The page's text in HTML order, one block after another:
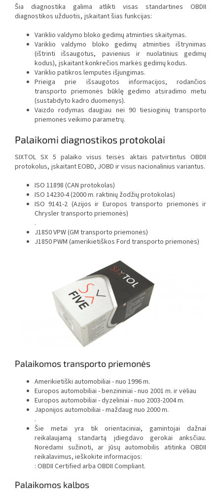
Šia diagnostika galima atlikti visas standartines OBDII
diagnostikos užduotis, įskaitant šias funkcijas:
Variklio valdymo bloko gedimų atminties skaitymas.
Variklio valdymo bloko gedimų atminties ištrynimas
(ištrinti išsaugotus, pavienius ir nuolatinius gedimų
kodus), įskaitant konkrečios markės gedimų kodus.
Variklio patikros lemputės išjungimas.
Prieiga prie išsaugotos informacijos, rodančios
transporto priemonės būklę gedimo atsiradimo metu
(sustabdyto kadro duomenys).
Vaizdo rodymas daugiau nei 90 tiesioginių transporto
priemonės veikimo parametrų.
Palaikomi diagnostikos protokolai
SIXTOL SX 5 palaiko visus teisės aktais patvirtintus OBDII
protokolus, įskaitant EOBD, JOBD ir visus nacionalinius variantus.
ISO 11898 (CAN protokolas)
ISO 14230-4 (2000 m. raktinių žodžių protokolas)
ISO 9141-2 (Azijos ir Europos transporto priemonės ir
Chrysler transporto priemonės)
.
J1850 VPW (GM transporto priemonės)
J1850 PWM (amerikietiškos Ford transporto priemonės)
Palaikomos transporto priemonės
Amerikietiški automobiliai - nuo 1996 m.
Europos automobiliai - benzininiai - nuo 2001 m. ir vėliau
Europos automobiliai - dyzeliniai - nuo 2003-2004 m.
Japonijos automobiliai - maždaug nuo 2000 m.
.
Šie metai yra tik orientaciniai, gamintojai dažnai
reikalaujamą standartą įdiegdavo gerokai anksčiau.
Norėdami sužinoti, ar jūsų automobilis atitinka OBDII
reikalavimus, ieškokite informacijos:
: OBDII Certified arba OBDII Compliant.
Palaikomos kalbos